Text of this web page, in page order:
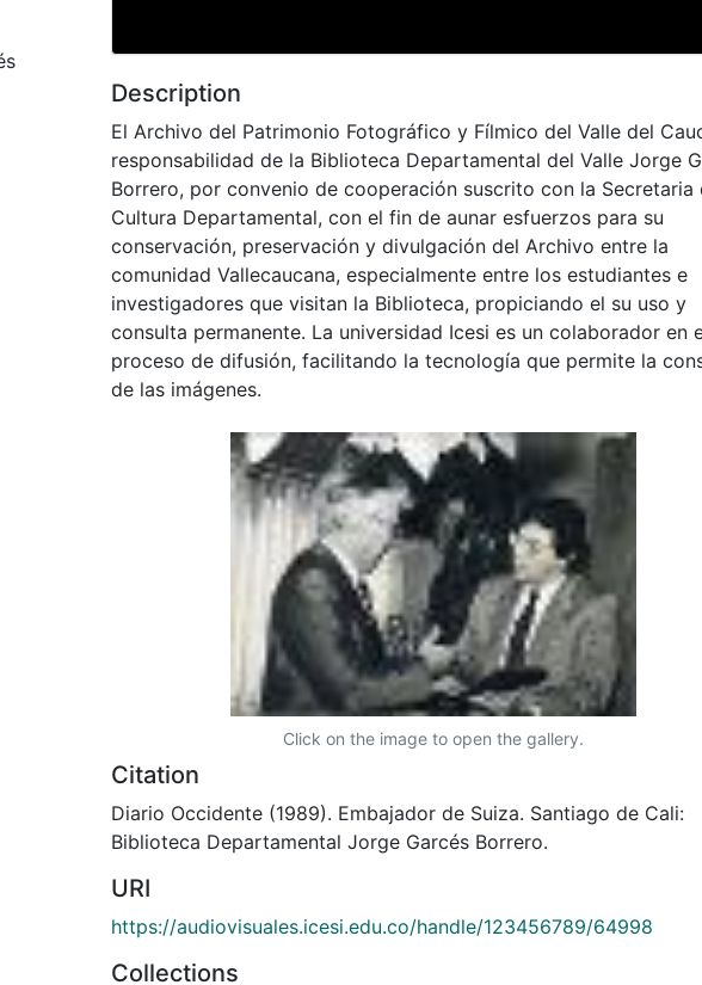
Description
El Archivo del Patrimonio Fotográfico y Fílmico del Valle del
responsabilidad de la Biblioteca Departamental del Valle Jorge
Borrero, por convenio de cooperación suscrito con la Secretaria
Cultura Departamental, con el fin de aunar esfuerzos para su
conservación, preservación y divulgación del Archivo entre la
comunidad Vallecaucana, especialmente entre los estudiantes e
investigadores que visitan la Biblioteca, propiciando el su uso y
consulta permanente. La universidad Icesi es un colaborador en
proceso de difusión, facilitando la tecnología que permite la
de las imágenes.
Click on the image to open the gallery.
Citation
Diario Occidente (1989). Embajador de Suiza. Santiago de Cali:
Biblioteca Departamental Jorge Garcés Borrero.
URI
https://audiovisuales.icesi.edu.co/handle/123456789/64998
Collections